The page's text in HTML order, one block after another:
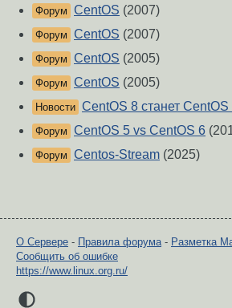
Форум CentOS (2007)
Форум CentOS (2007)
Форум CentOS (2005)
Форум CentOS (2005)
Новости CentOS 8 станет
Форум CentOS 5 vs CentOS 6
Форум Centos-Stream (2025)
О Сервере - Правила форума- Разметка
Сообщить об ошибке
https://www.linux.org.ru/